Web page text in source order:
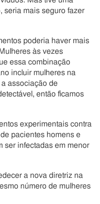
seria mais seguro fazer
poderia haver mais
às vezes
essa combinação
incluir mulheres na
associação de
então ficamos
experimentais contra
pacientes homens e
ser infectadas em menor
a nova diretriz na
número de mulheres